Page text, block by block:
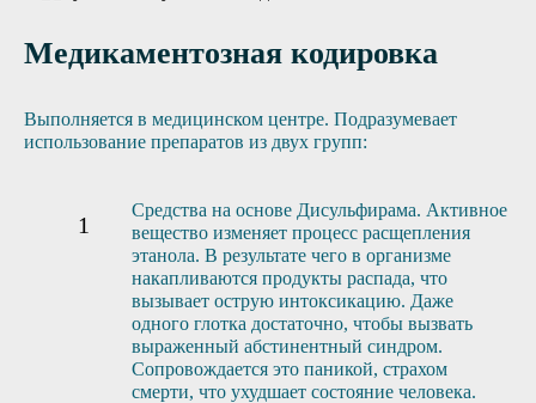
Медикаментозная кодировка
Выполняется в медицинском центре. Подразумевает
использование препаратов из двух групп:
Средства на основе Дисульфирама. Активное
вещество изменяет процесс расщепления
этанола. В результате чего в организме
накапливаются продукты распада, что
вызывает острую интоксикацию. Даже
одного глотка достаточно, чтобы вызвать
выраженный абстинентный синдром.
Сопровождается это паникой, страхом
смерти, что ухудшает состояние человека.